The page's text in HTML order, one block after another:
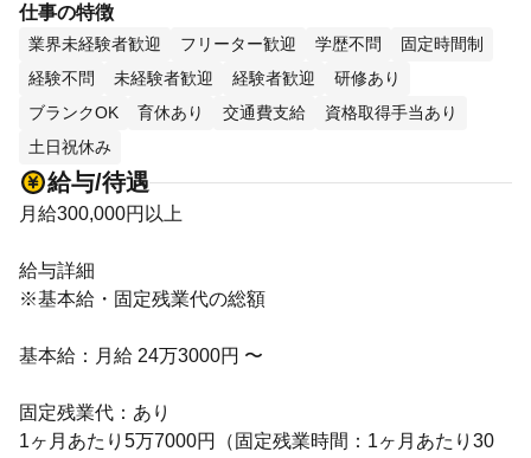
仕事の特徴
業界未経験者歓迎 フリーター歓迎 学歴不問
固定時間制
経験不問
未経験者歓迎 経験者歓迎
研修あり
ブランクOK
育休あり 交通費支給
資格取得手当あり
土日祝休み
給与/待遇
月給300,000円以上
給与詳細
※基本給・固定残業代の総額
基本給：月給 24万3000円 〜
固定残業代：あり
1ヶ月あたり5万7000円（固定残業時間：1ヶ月あたり30